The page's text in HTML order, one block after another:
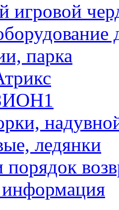
игровой
парка
ледянки